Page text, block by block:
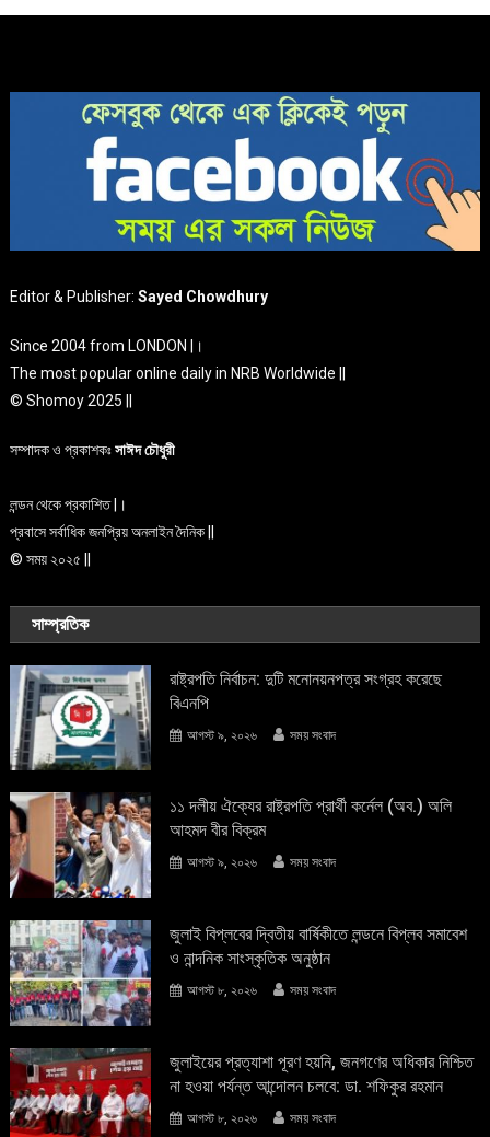
Editor & Publisher:Sayed Chowdhury
Since 2004 from LONDON |।
The most popular online daily in NRB Worldwide ||
© Shomoy 2025 ||
সম্পাদক ও প্রকাশকঃসাঈদ চৌধুরী
লন্ডন থেকে প্রকাশিত |।
প্রবাসে সর্বাধিক জনপ্রিয় অনলাইন দৈনিক ||
© সময় ২০২৫ ||
সাম্প্রতিক
রাষ্ট্রপতি নির্বাচন: দুটি মনোনয়নপত্র সংগ্রহ করেছে
বিএনপি
আগস্ট ৯, ২০২৬ সময় সংবাদ
১১ দলীয় ঐক্যের রাষ্ট্রপতি প্রার্থী কর্নেল (অব.) অলি
আহমদ বীর বিক্রম
আগস্ট ৯, ২০২৬ সময় সংবাদ
জুলাই বিপ্লবের দ্বিতীয় বার্ষিকীতে লন্ডনে বিপ্লব সমাবেশ
ও নান্দনিক সাংস্কৃতিক অনুষ্ঠান
আগস্ট ৮, ২০২৬ সময় সংবাদ
জুলাইয়ের প্রত্যাশা পূরণ হয়নি, জনগণের অধিকার নিশ্চিত
না হওয়া পর্যন্ত আন্দোলন চলবে: ডা. শফিকুর রহমান
আগস্ট ৮, ২০২৬ সময় সংবাদ